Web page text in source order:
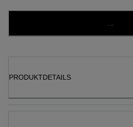
...
PRODUKTDETAILS